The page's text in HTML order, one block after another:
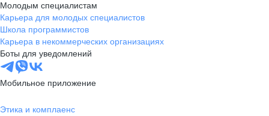
Молодым специалистам
Карьера для молодых специалистов
Школа программистов
Карьера в некоммерческих организациях
Боты для уведомлений
Мобильное приложение
Этика и комплаенс